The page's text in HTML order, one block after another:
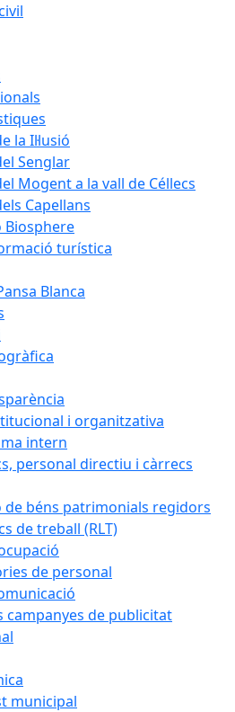
la Il·lusió
Senglar
Mogent a la vall de Céllecs
Capellans
Biosphere
turística
Blanca
i organitzativa
intern
personal directiu i càrrecs
de béns patrimonials regidors
de treball (RLT)
de personal
campanyes de publicitat
municipal